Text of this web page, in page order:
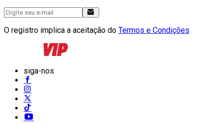
O registro implica a aceitação do Termos e Condições
siga-nos